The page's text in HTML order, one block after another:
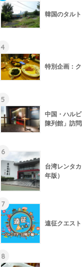
韓国のタル
4
特別企画：
5
中国・ハル
陳列館」訪
6
台湾レンタ
年版）
7
遠征クエス
8